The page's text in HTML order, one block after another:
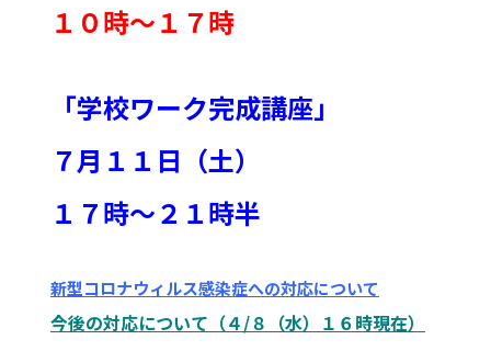
１０時～１７時
「学校ワーク完成講座」
７月１１日（土）
１７時～２１時半
新型コロナウィルス感染症への対応について
今後の対応について（４/８（水）１６時現在）